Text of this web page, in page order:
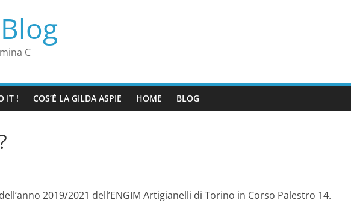
C
IT ! COS’È LA GILDA ASPIE HOME BLOG
2019/2021 dell’ENGIM Artigianelli di Torino in Corso Palestro 14.